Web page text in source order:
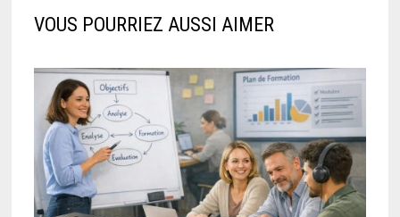
VOUS POURRIEZ AUSSI AIMER